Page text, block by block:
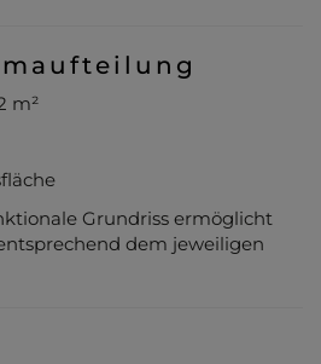
m²
Grundriss ermöglicht
dem jeweiligen